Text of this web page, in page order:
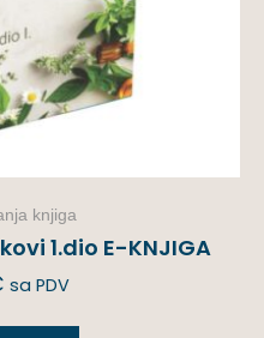
knjiga
1.dio E-KNJIGA
sa PDV